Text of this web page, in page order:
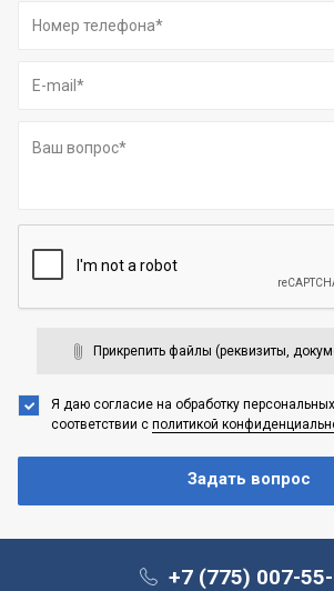
Прикрепить файлы (реквизиты,
Я даю согласие на обработку
соответствии с политикой
+7 (775) 007-